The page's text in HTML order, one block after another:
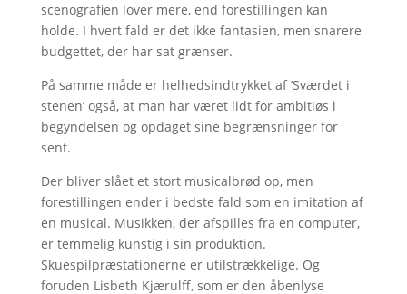
scenografien lover mere, end forestillingen kan
holde. I hvert fald er det ikke fantasien, men snarere
budgettet, der har sat grænser.
På samme måde er helhedsindtrykket af ’Sværdet i
stenen’ også, at man har været lidt for ambitiøs i
begyndelsen og opdaget sine begrænsninger for
sent.
Der bliver slået et stort musicalbrød op, men
forestillingen ender i bedste fald som en imitation af
en musical. Musikken, der afspilles fra en computer,
er temmelig kunstig i sin produktion.
Skuespilpræstationerne er utilstrækkelige. Og
foruden Lisbeth Kjærulff, som er den åbenlyse